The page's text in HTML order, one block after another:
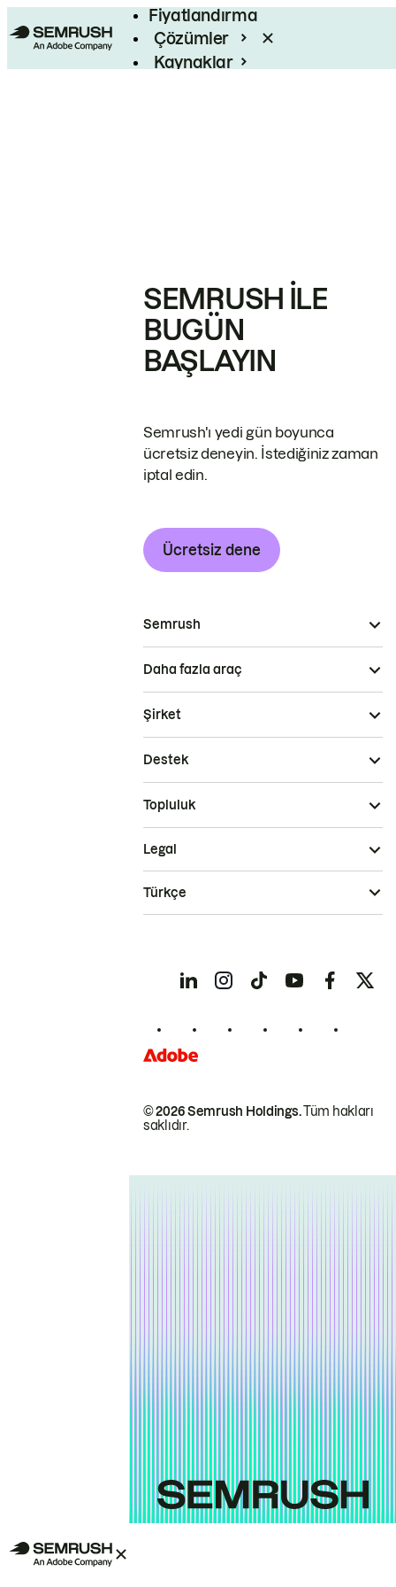
Fiyatlandırma
Çözümler
Kaynaklar
SEMRUSH ILE
BUGÜN
BAŞLAYIN
Semrush'ı yedi gün boyunca
ücretsiz deneyin. İstediğiniz zaman
iptal edin.
Ücretsiz dene
Semrush
Daha fazla araç
Şirket
Destek
Topluluk
© 2026 Semrush Holdings.Tüm hakları
saklıdır.
Legal
Türkçe